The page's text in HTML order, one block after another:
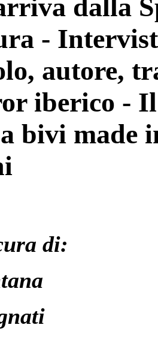
dalla
-
autore,
iberico -
bivi made
di: